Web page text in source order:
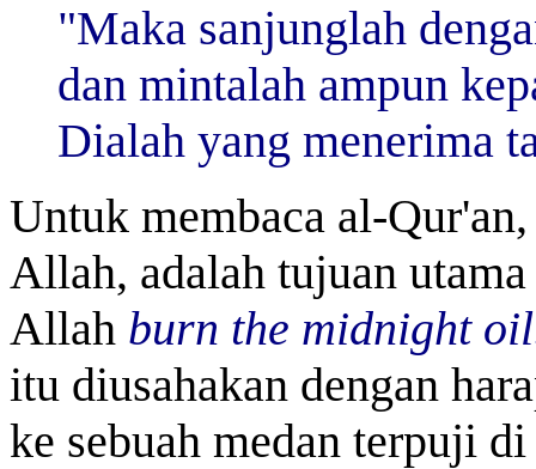
"Maka sanjunglah
dan mintalah ampun
Dialah yang menerima
Untuk membaca al-
Allah, adalah tujuan
Allah burn the midnight
itu diusahakan dengan
ke sebuah medan terpuji